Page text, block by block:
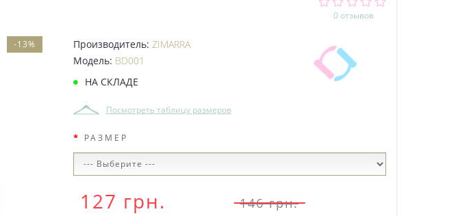
0 отзывов
-13% Производитель: ZIMARRA
Модель: BD001
НА СКЛАДЕ
Посмотреть таблицу размеров
РАЗМЕР
127 грн. 146 грн.